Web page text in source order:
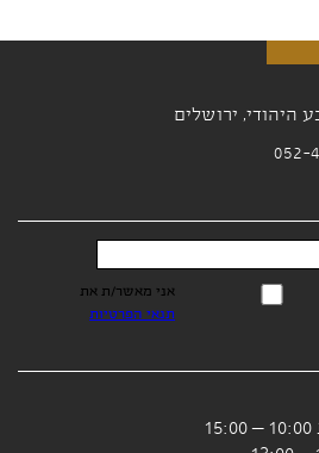
אני מאשר/ת את
תנאי הפרטיות